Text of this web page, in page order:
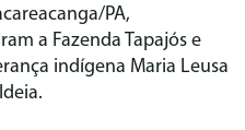
PA,
a Fazenda Tapajós e
indígena Maria Leusa